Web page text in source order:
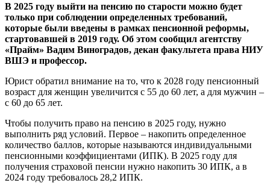
В 2025 году выйти на пенсию по старости можно будет
только при соблюдении определенных требований,
которые были введены в рамках пенсионной реформы,
стартовавшей в 2019 году. Об этом сообщил агентству
«Прайм» Вадим Виноградов, декан факультета права НИУ
ВШЭ и профессор.
Юрист обратил внимание на то, что к 2028 году пенсионный
возраст для женщин увеличится с 55 до 60 лет, а для мужчин –
с 60 до 65 лет.
Чтобы получить право на пенсию в 2025 году, нужно
выполнить ряд условий. Первое – накопить определенное
количество баллов, которые называются индивидуальными
пенсионными коэффициентами (ИПК). В 2025 году для
получения страховой пенсии нужно накопить 30 ИПК, а в
2024 году требовалось 28,2 ИПК.